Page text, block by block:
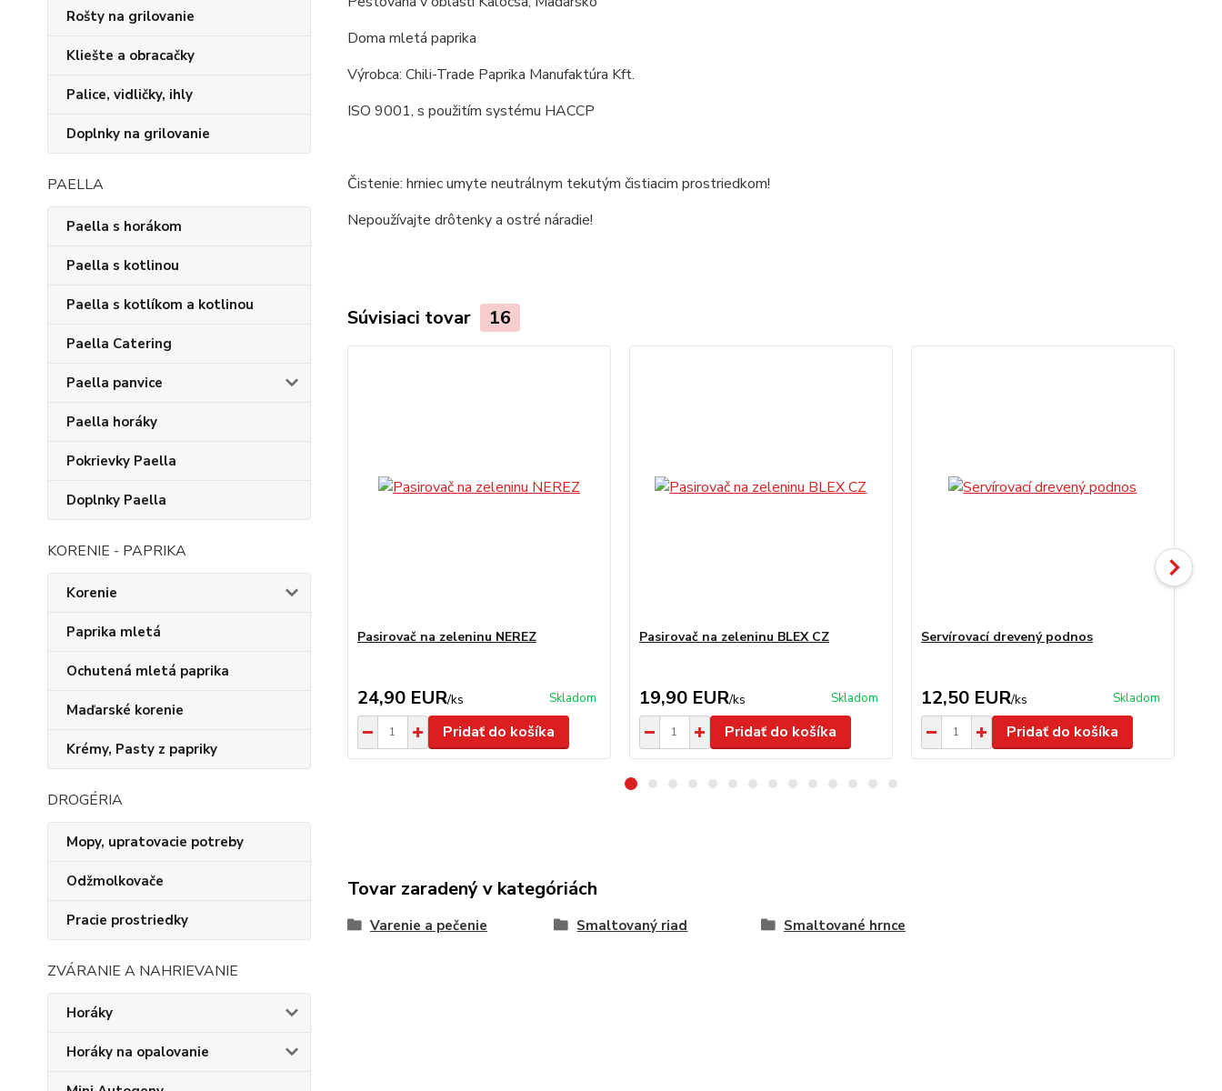
Rošty na grilovanie
Kliešte a obracačky
Palice, vidličky, ihly
Doplnky na grilovanie
PAELLA
Paella s horákom
Paella s kotlinou
Paella s kotlíkom a kotlinou
Paella Catering
Paella panvice
Paella horáky
Pokrievky Paella
Doplnky Paella
KORENIE - PAPRIKA
Korenie
Paprika mletá
Ochutená mletá paprika
Maďarské korenie
Krémy, Pasty z papriky
DROGÉRIA
Mopy, upratovacie potreby
Odžmolkovače
Pracie prostriedky
ZVÁRANIE A NAHRIEVANIE
Horáky
Horáky na opalovanie
Doma mletá paprika
Výrobca: Chili-Trade Paprika Manufaktúra Kft.
ISO 9001, s použitím systému HACCP
Čistenie: hrniec umyte neutrálnym tekutým čistiacim prostriedkom!
Nepoužívajte drôtenky a ostré náradie!
Súvisiaci tovar 16
Pasirovač na zeleninu NEREZ
24,90 EUR/ks Skladom
Pridať do košíka
Pasirovač na zeleninu BLEX CZ
19,90 EUR/ks Skladom
Pridať do košíka
Servírovací drevený podnos
12,50 EUR/ks Skladom
Pridať do košíka
Tovar zaradený v kategóriách
Varenie a pečenie Smaltovaný riad Smaltované hrnce